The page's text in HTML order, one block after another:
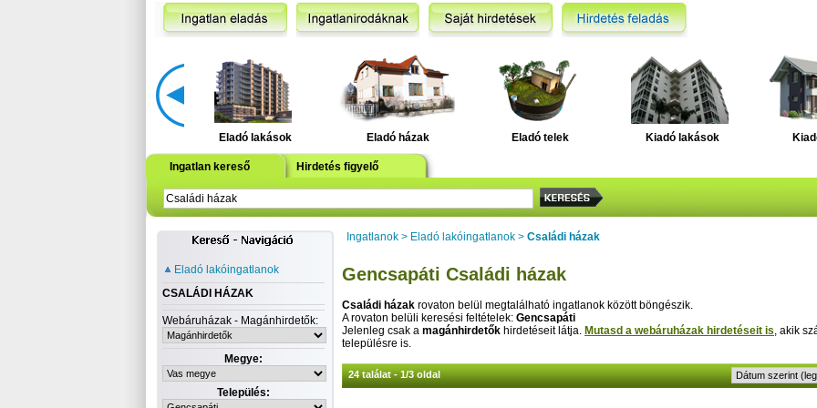
Eladó lakások Eladó házak Eladó telek Kiadó lakások
Ingatlan kereső Hirdetés figyelő
Eladó lakóingatlanok
CSALÁDI HÁZAK
Webáruházak - Magánhirdetők:
Megye:
Település:
Ingatlanok > Eladó lakóingatlanok > Családi házak
Gencsapáti Családi házak
Családi házak rovaton belül megtalálható ingatlanok között böngészik.
A rovaton belüli keresési feltételek: Gencsapáti
Jelenleg csak a magánhirdetők hirdetéseit látja. Mutasd a webáruházak hirdetéseit is, akik
településre is.
24 találat - 1/3 oldal